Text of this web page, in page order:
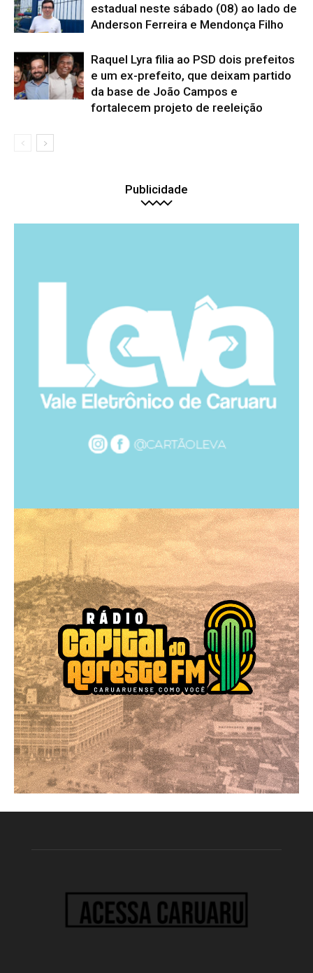
estadual neste sábado (08) ao lado de
Anderson Ferreira e Mendonça Filho
Raquel Lyra filia ao PSD dois prefeitos
e um ex-prefeito, que deixam partido
da base de João Campos e
fortalecem projeto de reeleição
Publicidade